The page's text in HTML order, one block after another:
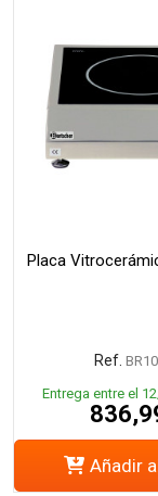
Placa
Ref.
Entrega entre el
Añadir